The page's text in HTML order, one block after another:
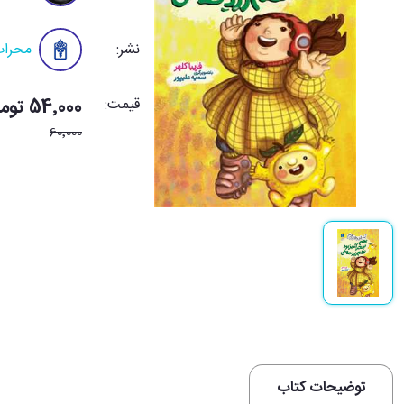
نشر:
قیمت: 54٬000 تومان
60٬000
توضیحات کتاب